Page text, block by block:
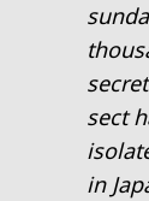
sect
in